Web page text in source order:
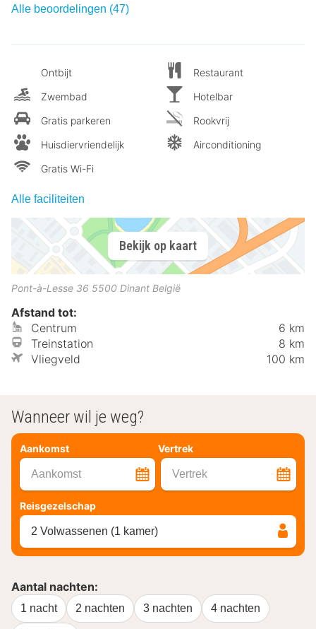
Alle beoordelingen (47)
Ontbijt
Zwembad
Gratis parkeren
Huisdiervriendelijk
Gratis Wi-Fi
Restaurant
Hotelbar
Rookvrij
Airconditioning
Alle faciliteiten
Bekijk op kaart
Pont-à-Lesse 36 5500 Dinant België
Afstand tot:
Centrum
6 km
Treinstation
8 km
Vliegveld
100 km
Wanneer wil je weg?
Aankomst Vertrek
Aankomst Vertrek
Reisgezelschap
2 Volwassenen (1 kamer)
Aantal nachten:
1 nacht 2 nachten 3 nachten 4 nachten